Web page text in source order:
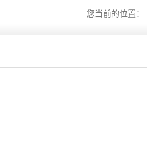
您当前的位置：